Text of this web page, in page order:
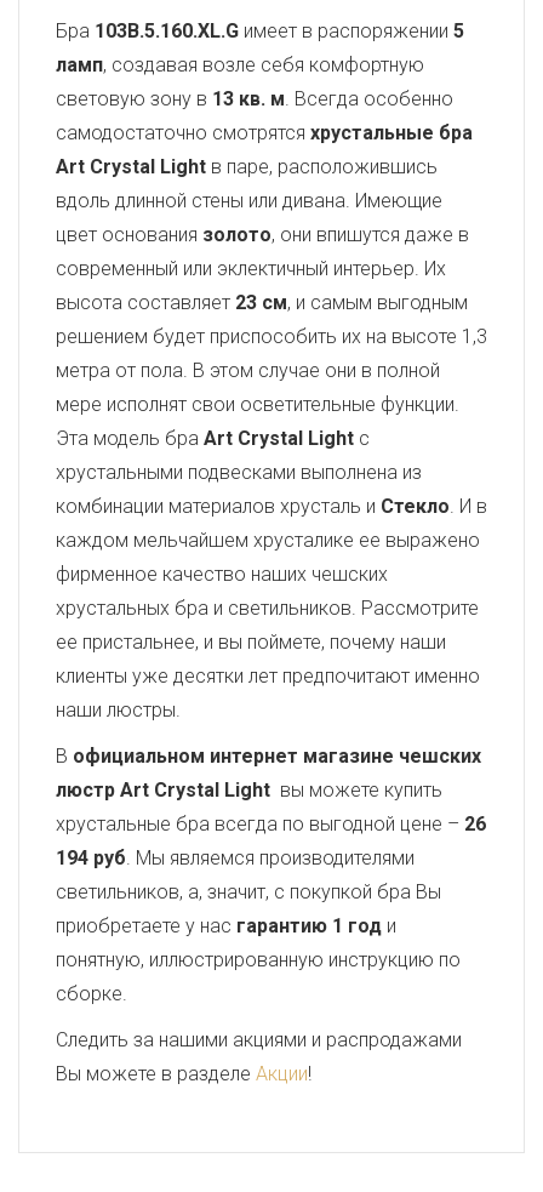
Бра 103B.5.160.XL.G имеет в распоряжении 5
ламп, создавая возле себя комфортную
световую зону в 13 кв. м. Всегда особенно
самодостаточно смотрятся хрустальные бра
Art Crystal Light в паре, расположившись
вдоль длинной стены или дивана. Имеющие
цвет основания золото, они впишутся даже в
современный или эклектичный интерьер. Их
высота составляет 23 см, и самым выгодным
решением будет приспособить их на высоте 1,3
метра от пола. В этом случае они в полной
мере исполнят свои осветительные функции.
Эта модель бра Art Crystal Light с
хрустальными подвесками выполнена из
комбинации материалов хрусталь и Стекло. И в
каждом мельчайшем хрусталике ее выражено
фирменное качество наших чешских
хрустальных бра и светильников. Рассмотрите
ее пристальнее, и вы поймете, почему наши
клиенты уже десятки лет предпочитают именно
наши люстры.
В официальном интернет магазине чешских
люстр Art Crystal Light вы можете купить
хрустальные бра всегда по выгодной цене – 26
194 руб. Мы являемся производителями
светильников, а, значит, с покупкой бра Вы
приобретаете у нас гарантию 1 год и
понятную, иллюстрированную инструкцию по
сборке.
Следить за нашими акциями и распродажами
Вы можете в разделе Акции!